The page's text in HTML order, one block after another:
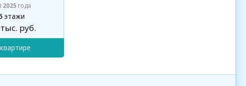
2025 года
этажи
тыс. руб.